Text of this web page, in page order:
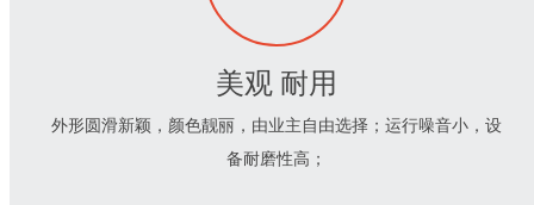
美观 耐用
外形圆滑新颖，颜色靓丽，由业主自由选择；运行噪音小，设
备耐磨性高；